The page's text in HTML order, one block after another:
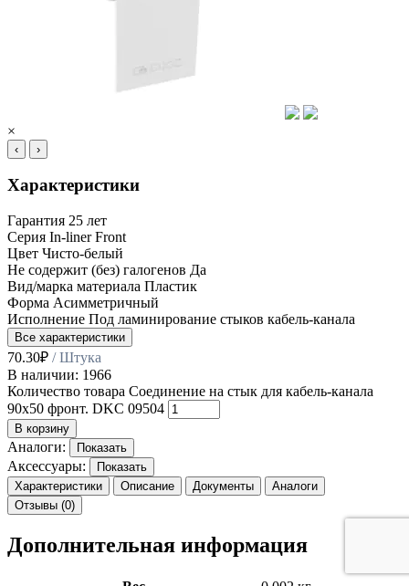
×
‹ ›
Характеристики
Гарантия 25 лет
Серия In-liner Front
Цвет Чисто-белый
Не содержит (без) галогенов Да
Вид/марка материала Пластик
Форма Асимметричный
Исполнение Под ламинирование стыков кабель-канала
Все характеристики
70.30₽ / Штука
В наличии: 1966
Количество товара Соединение на стык для кабель-канала
90х50 фронт. DKC 09504
В корзину
Аналоги: Показать
Аксессуары:
Показать
Характеристики
Описание Документы
Аналоги
Отзывы (0)
Дополнительная информация